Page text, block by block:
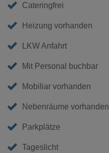
Cateringfrei
Heizung vorhanden
LKW Anfahrt
Mit Personal buchbar
Mobiliar vorhanden
Nebenräume vorhanden
Parkplätze
Tageslicht